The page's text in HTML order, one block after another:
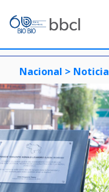
Nacional > Noticia